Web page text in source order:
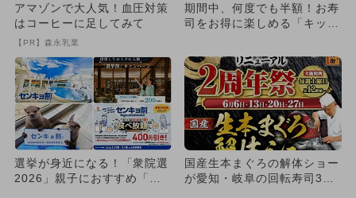
アマゾンで大人気！血圧対策
はコーヒーに足してみて
【PR】森永乳業
期間中、何度でも半額！お寿
司をお得に楽しめる「キッズ
選挙が身近になる！「衆院選
2026」親子におすすめ「セ
国産生本まぐろの解体ショー
が愛知・岐阜の回転寿司3店